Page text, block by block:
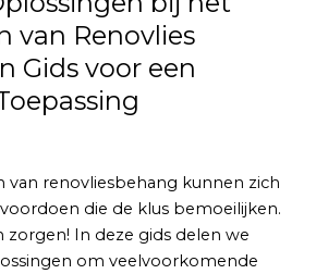
van Renovlies
Gids voor een
van renovliesbehang kunnen zich
die de klus bemoeilijken.
zorgen! In deze gids delen we
om veelvoorkomende